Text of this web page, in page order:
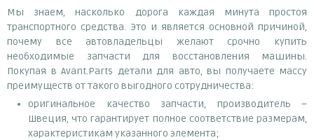
Мы знаем, насколько дорога каждая минута простоя
транспортного средства. Это и является основной причиной,
почему все автовладельцы желают срочно купить
необходимые запчасти для восстановления машины.
Покупая в Avant.Parts детали для авто, вы получаете массу
преимуществ от такого выгодного сотрудничества:
оригинальное качество запчасти, производитель –
Швеция, что гарантирует полное соответствие размерам,
характеристикам указанного элемента;